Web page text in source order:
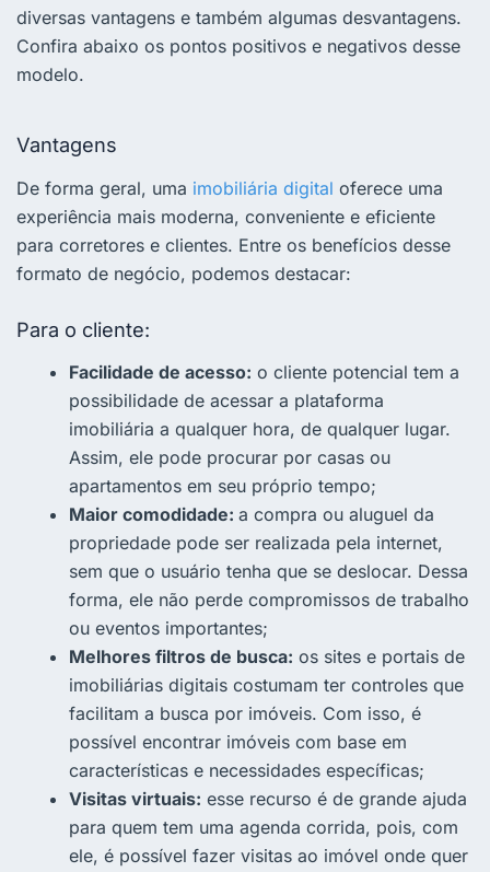
diversas vantagens e também algumas desvantagens.
Confira abaixo os pontos positivos e negativos desse
modelo.
Vantagens
De forma geral, uma imobiliária digital oferece uma
experiência mais moderna, conveniente e eficiente
para corretores e clientes. Entre os benefícios desse
formato de negócio, podemos destacar:
Para o cliente:
Facilidade de acesso: o cliente potencial tem a
possibilidade de acessar a plataforma
imobiliária a qualquer hora, de qualquer lugar.
Assim, ele pode procurar por casas ou
apartamentos em seu próprio tempo;
Maior comodidade: a compra ou aluguel da
propriedade pode ser realizada pela internet,
sem que o usuário tenha que se deslocar. Dessa
forma, ele não perde compromissos de trabalho
ou eventos importantes;
Melhores filtros de busca: os sites e portais de
imobiliárias digitais costumam ter controles que
facilitam a busca por imóveis. Com isso, é
possível encontrar imóveis com base em
características e necessidades específicas;
Visitas virtuais: esse recurso é de grande ajuda
para quem tem uma agenda corrida, pois, com
ele, é possível fazer visitas ao imóvel onde quer